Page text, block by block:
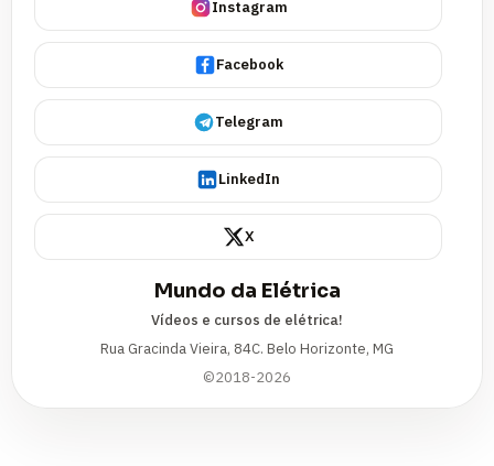
Instagram
Facebook
Telegram
LinkedIn
X
Mundo da Elétrica
Vídeos e cursos de elétrica!
Rua Gracinda Vieira, 84C. Belo Horizonte, MG
©2018-2026